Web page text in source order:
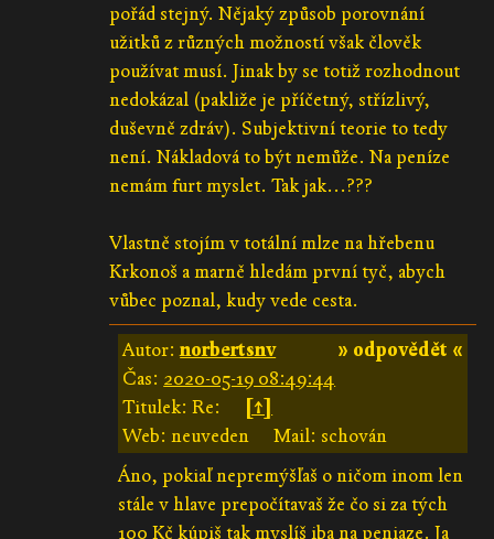
pořád stejný. Nějaký způsob porovnání
užitků z různých možností však člověk
používat musí. Jinak by se totiž rozhodnout
nedokázal (pakliže je příčetný, střízlivý,
duševně zdráv). Subjektivní teorie to tedy
není. Nákladová to být nemůže. Na peníze
nemám furt myslet. Tak jak...???
Vlastně stojím v totální mlze na hřebenu
Krkonoš a marně hledám první tyč, abych
vůbec poznal, kudy vede cesta.
» odpovědět «
Autor:norbertsnv
Čas: 2020-05-19 08:49:44
Titulek: Re:
[↑]
Web: neuveden
Mail: schován
Áno, pokiaľ nepremýšľaš o ničom inom len
stále v hlave prepočítavaš že čo si za tých
100 Kč kúpiš tak myslíš iba na peniaze. Ja